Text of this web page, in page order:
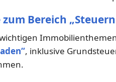
Bereich
, inklusive